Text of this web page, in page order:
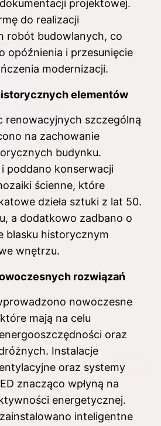
projektowej.
do realizacji
robót budowlanych, co
opóźnienia i przesunięcie
modernizacji.
elementów
renowacyjnych szczególną
na zachowanie
budynku.
poddano konserwacji
ścienne, które
dzieła sztuki z lat 50.
a dodatkowo zadbano o
blasku historycznym
wnętrzu.
rozwiązań
nowoczesne
mają na celu
oraz
Instalacje
oraz systemy
znacząco wpłyną na
energetycznej.
inteligentne